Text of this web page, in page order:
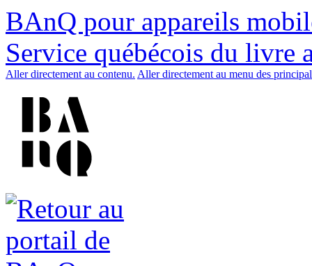
BAnQ pour appareils
Service québécois du livre
Aller directement au contenu. Aller directement au menu des